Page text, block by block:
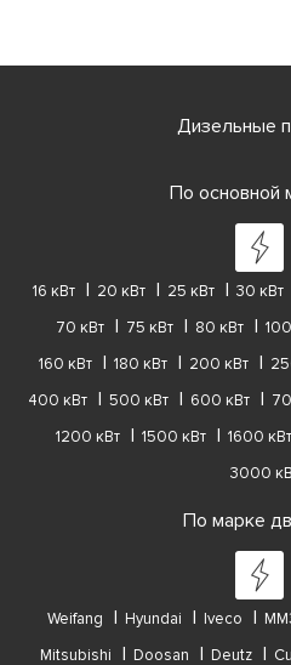
Дизельные
По основной
16 кВт 20 кВт 25 кВт 30 кВт
70 кВт
75 кВт 80 кВт
160 кВт
180 кВт 200 кВт
400 кВт
500 кВт 600 кВт
1200 кВт
1500 кВт 1600 кВт
3000
По марке
Weifang Hyundai Iveco
Mitsubishi
Doosan Deutz